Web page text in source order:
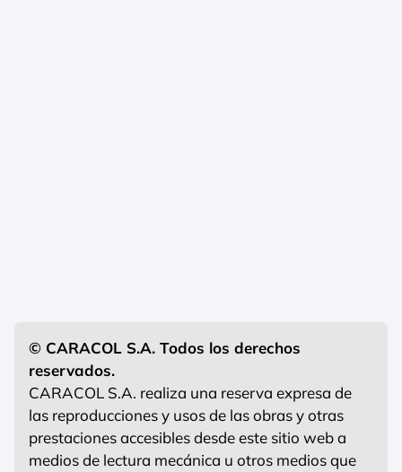
© CARACOL S.A. Todos los derechos
reservados.
CARACOL S.A. realiza una reserva expresa de
las reproducciones y usos de las obras y otras
prestaciones accesibles desde este sitio web a
medios de lectura mecánica u otros medios que